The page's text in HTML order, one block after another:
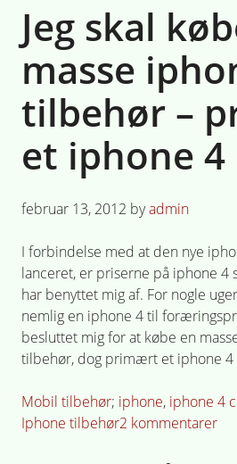
Jeg skal
masse
tilbehør –
et iphone 4
Posted
februar 13, 2012 byadmin
I forbindelse med at den nye
lanceret, er priserne på iphone 4
har benyttet mig af. For nogle
nemlig en iphone 4 til
besluttet mig for at købe en
tilbehør, dog primært et iphone 4
Posted
in
Mobil tilbehør Tagged
iphone, iphone 4
Iphone tilbehør2 kommentarertil